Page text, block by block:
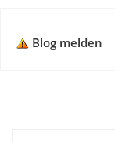
Blog melden